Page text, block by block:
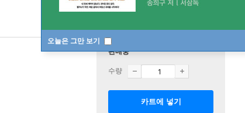
오늘은 그만 보기
판매중
수량
카트에 넣기